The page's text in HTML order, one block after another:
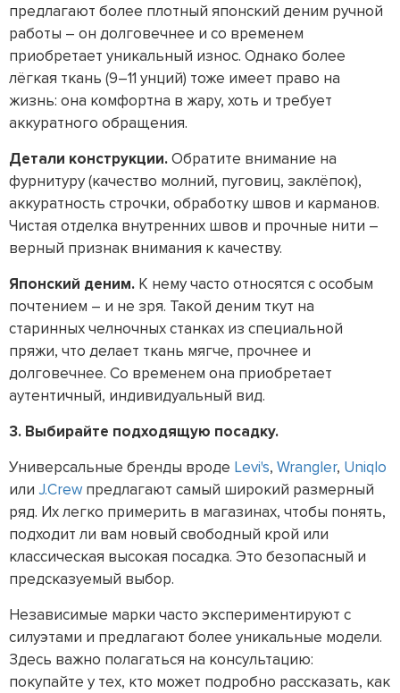
предлагают более плотный японский деним ручной
работы – он долговечнее и со временем
приобретает уникальный износ. Однако более
лёгкая ткань (9–11 унций) тоже имеет право на
жизнь: она комфортна в жару, хоть и требует
аккуратного обращения.
Детали конструкции.Обратите внимание на
фурнитуру (качество молний, пуговиц, заклёпок),
аккуратность строчки, обработку швов и карманов.
Чистая отделка внутренних швов и прочные нити –
верный признак внимания к качеству.
Японский деним. К нему часто относятся с особым
почтением – и не зря. Такой деним ткут на
старинных челночных станках из специальной
пряжи, что делает ткань мягче, прочнее и
долговечнее. Со временем она приобретает
аутентичный, индивидуальный вид.
3. Выбирайте подходящую посадку.
Универсальные бренды вроде Levi's, Wrangler, Uniqlo
или J.Crewпредлагают самый широкий размерный
ряд. Их легко примерить в магазинах, чтобы понять,
подходит ли вам новый свободный крой или
классическая высокая посадка. Это безопасный и
предсказуемый выбор.
Независимые марки часто экспериментируют с
силуэтами и предлагают более уникальные модели.
Здесь важно полагаться на консультацию:
покупайте у тех, кто может подробно рассказать, как